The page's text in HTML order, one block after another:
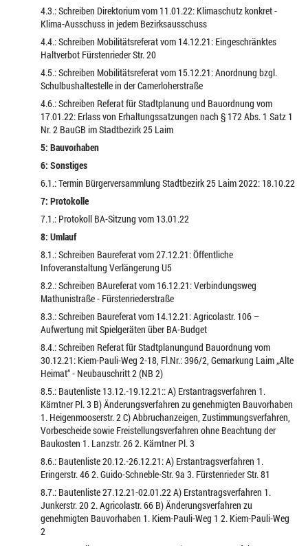
4.3.: Schreiben Direktorium vom 11.01.22: Klimaschutz konkret -
Klima-Ausschuss in jedem Bezirksausschuss
4.4.: Schreiben Mobilitätsreferat vom 14.12.21: Eingeschränktes
Haltverbot Fürstenrieder Str. 20
4.5.: Schreiben Mobilitätsreferat vom 15.12.21: Anordnung bzgl.
Schulbushaltestelle in der Camerloherstraße
4.6.: Schreiben Referat für Stadtplanung und Bauordnung vom
17.01.22: Erlass von Erhaltungssatzungen nach § 172 Abs. 1 Satz 1
Nr. 2 BauGB im Stadtbezirk 25 Laim
5: Bauvorhaben
6: Sonstiges
6.1.: Termin Bürgerversammlung Stadtbezirk 25 Laim 2022: 18.10.22
7: Protokolle
7.1.: Protokoll BA-Sitzung vom 13.01.22
8: Umlauf
8.1.: Schreiben Baureferat vom 27.12.21: Öffentliche
Infoveranstaltung Verlängerung U5
8.2.: Schreiben BAureferat vom 16.12.21: Verbindungsweg
Mathunistraße - Fürstenriederstraße
8.3.: Schreiben Baureferat vom 14.12.21: Agricolastr. 106 –
Aufwertung mit Spielgeräten über BA-Budget
8.4.: Schreiben Referat für Stadtplanungund Bauordnung vom
30.12.21: Kiem-Pauli-Weg 2-18, Fl.Nr.: 396/2, Gemarkung Laim „Alte
Heimat“ - Neubauschritt 2 (NB 2)
8.5.: Bautenliste 13.12.-19.12.21:: A) Erstantragsverfahren 1.
Kärntner Pl. 3 B) Änderungsverfahren zu genehmigten Bauvorhaben
1. Heigenmooserstr. 2 C) Abbruchanzeigen, Zustimmungsverfahren,
Vorbescheide sowie Freistellungsverfahren ohne Beachtung der
Baukosten 1. Lanzstr. 26 2. Kärntner Pl. 3
8.6.: Bautenliste 20.12.-26.12.21: A) Erstantragsverfahren 1.
Eringerstr. 46 2. Guido-Schneble-Str. 9a 3. Fürstenrieder Str. 81
8.7.: Bautenliste 27.12.21-02.01.22 A) Erstantragsverfahren 1.
Junkerstr. 20 2. Agricolastr. 66 B) Änderungsverfahren zu
genehmigten Bauvorhaben 1. Kiem-Pauli-Weg 1 2. Kiem-Pauli-Weg
2